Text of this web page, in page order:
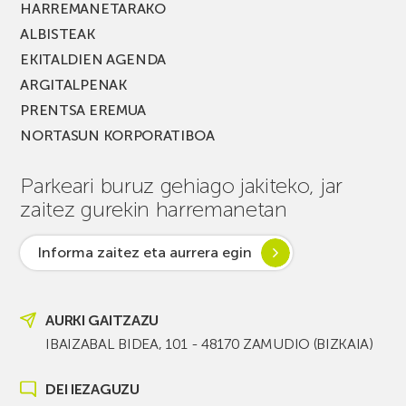
HARREMANETARAKO
ALBISTEAK
EKITALDIEN AGENDA
ARGITALPENAK
PRENTSA EREMUA
NORTASUN KORPORATIBOA
Parkeari buruz gehiago jakiteko, jar
zaitez gurekin harremanetan
Informa zaitez eta aurrera egin
AURKI GAITZAZU
IBAIZABAL BIDEA, 101 - 48170 ZAMUDIO (BIZKAIA)
DEI IEZAGUZU